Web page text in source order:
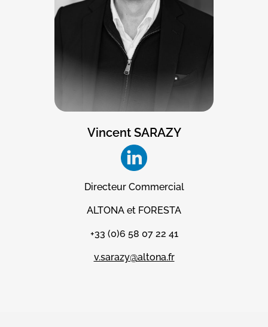
Vincent SARAZY
Directeur Commercial
ALTONA et FORESTA
+33 (0)6 58 07 22 41
v.sarazy@altona.fr